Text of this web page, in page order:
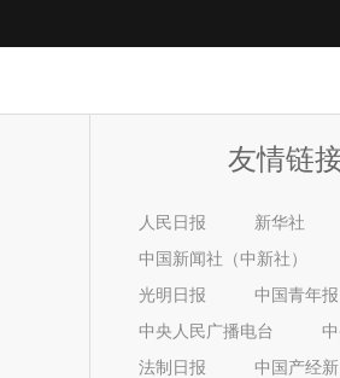
友情链
人民日报
新华社
中国新闻社（中新社）
光明日报
中国青年报
中央人民广播电台
法制日报
中国产经